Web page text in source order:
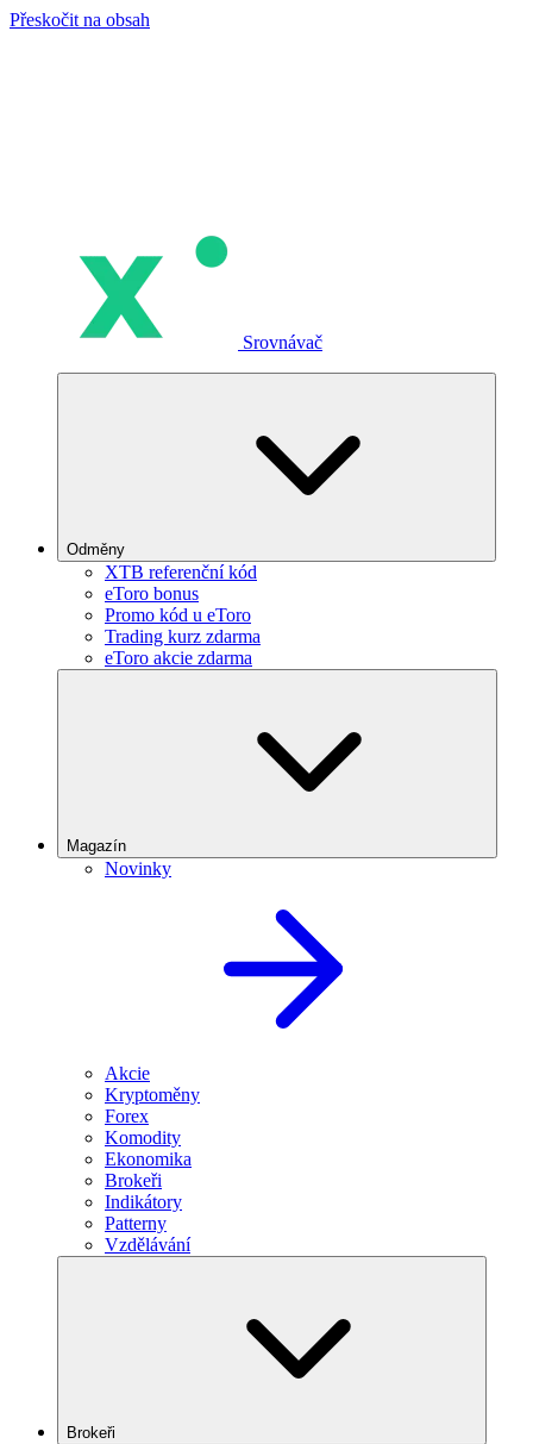
Přeskočit na obsah
Srovnávač
Odměny
XTB referenční kód
eToro bonus
Promo kód u eToro
Trading kurz zdarma
eToro akcie zdarma
Magazín
Novinky
Akcie
Kryptoměny
Forex
Komodity
Ekonomika
Brokeři
Indikátory
Patterny
Vzdělávání
Brokeři